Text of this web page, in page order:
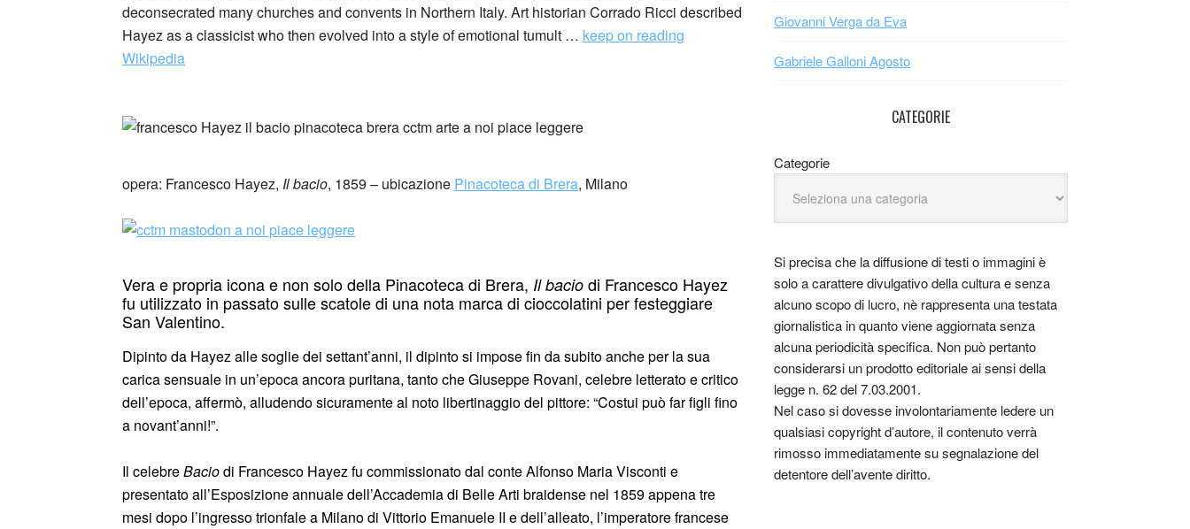
deconsecrated many churches and convents in Northern Italy. Art historian Corrado Ricci described
Hayez as a classicist who then evolved into a style of emotional tumult … keep on reading
Wikipedia
opera: Francesco Hayez, Il bacio, 1859 – ubicazione Pinacoteca di Brera, Milano
Vera e propria icona e non solo della Pinacoteca di Brera, Il bacio di Francesco Hayez
fu utilizzato in passato sulle scatole di una nota marca di cioccolatini per festeggiare
San Valentino.
Dipinto da Hayez alle soglie dei settant’anni, il dipinto si impose fin da subito anche per la sua
carica sensuale in un’epoca ancora puritana, tanto che Giuseppe Rovani, celebre letterato e critico
dell’epoca, affermò, alludendo sicuramente al noto libertinaggio del pittore: “Costui può far figli fino
a novant’anni!”.
Il celebreBaciodi Francesco Hayez fu commissionato dal conte Alfonso Maria Visconti e
presentato all’Esposizione annuale dell’Accademia di Belle Arti braidense nel 1859 appena tre
mesi dopo l’ingresso trionfale a Milano di Vittorio Emanuele II e dell’alleato, l’imperatore francese
Giovanni Verga da Eva
Gabriele Galloni Agosto
CATEGORIE
Categorie
Si precisa che la diffusione di testi o immagini è
solo a carattere divulgativo della cultura e senza
alcuno scopo di lucro, nè rappresenta una testata
giornalistica in quanto viene aggiornata senza
alcuna periodicità specifica. Non può pertanto
considerarsi un prodotto editoriale ai sensi della
legge n. 62 del 7.03.2001.
Nel caso si dovesse involontariamente ledere un
qualsiasi copyright d’autore, il contenuto verrà
rimosso immediatamente su segnalazione del
detentore dell’avente diritto.